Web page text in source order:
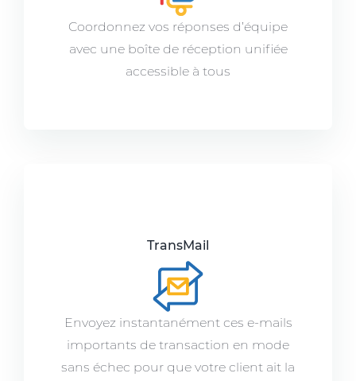
Coordonnez vos réponses d’équipe
avec une boîte de réception unifiée
accessible à tous
TransMail
Envoyez instantanément ces e-mails
importants de transaction en mode
sans échec pour que votre client ait la